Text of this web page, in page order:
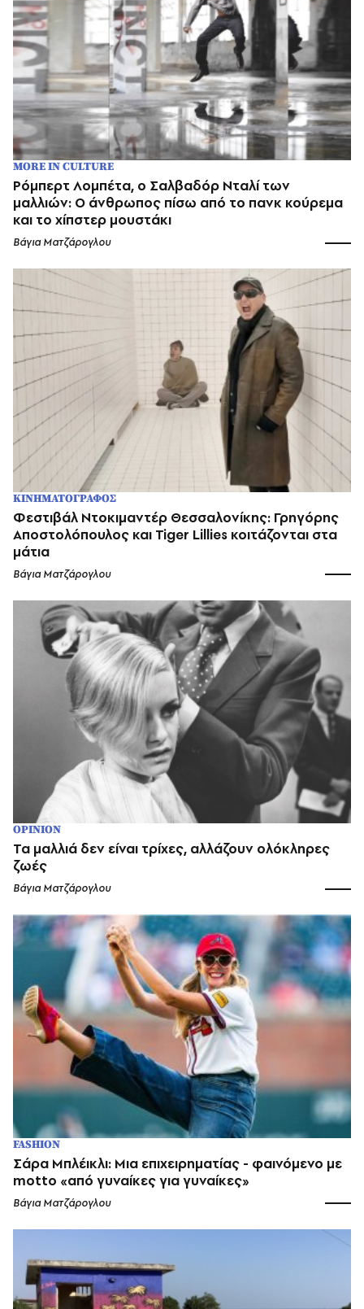
MORE IN CULTURE
Ρόμπερτ Λομπέτα, ο Σαλβαδόρ Νταλί των
μαλλιών: Ο άνθρωπος πίσω από το πανκ κούρεμα
και το χίπστερ μουστάκι
Βάγια Ματζάρογλου
ΚΙΝΗΜΑΤΟΓΡΑΦΟΣ
Φεστιβάλ Ντοκιμαντέρ Θεσσαλονίκης: Γρηγόρης
Αποστολόπουλος και Tiger Lillies κοιτάζονται στα
μάτια
Βάγια Ματζάρογλου
OPINION
Τα μαλλιά δεν είναι τρίχες, αλλάζουν ολόκληρες
ζωές
Βάγια Ματζάρογλου
FASHION
Σάρα Μπλέικλι: Μια επιχειρηματίας - φαινόμενο με
motto «από γυναίκες για γυναίκες»
Βάγια Ματζάρογλου